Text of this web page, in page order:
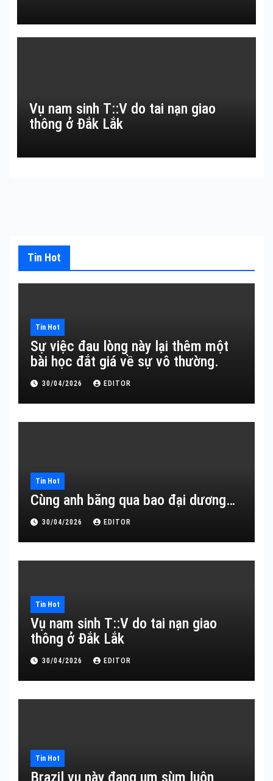
Vụ nam sinh T::V do tai nạn giao
thông ở Đắk Lắk
Tin Hot
Tin Hot
Sự việc đau lòng này lại thêm một
bài học đắt giá về sự vô thường.
30/04/2026 EDITOR
Tin Hot
Cùng anh băng qua bao đại dương…
30/04/2026 EDITOR
Tin Hot
Vụ nam sinh T::V do tai nạn giao
thông ở Đắk Lắk
30/04/2026 EDITOR
Tin Hot
Brazil vụ này đang um sùm luôn